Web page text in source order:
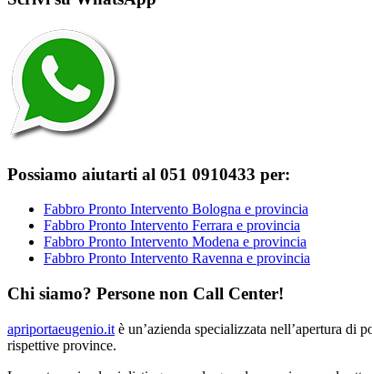
Possiamo aiutarti al 051 0910433 per:
Fabbro Pronto Intervento Bologna e provincia
Fabbro Pronto Intervento Ferrara e provincia
Fabbro Pronto Intervento Modena e provincia
Fabbro Pronto Intervento Ravenna e provincia
Chi siamo? Persone non Call Center!
apriportaeugenio.it è un’azienda specializzata nell’apertura di
rispettive province.